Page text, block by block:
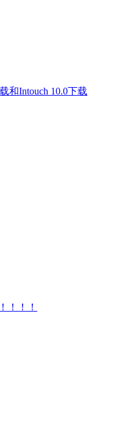
和Intouch 10.0下载
！！！